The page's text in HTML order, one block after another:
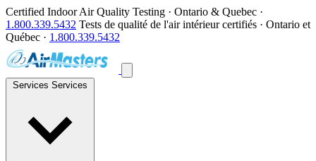
Certified Indoor Air Quality Testing · Ontario & Quebec ·
1.800.339.5432 Tests de qualité de l'air intérieur certifiés · Ontario et
Québec · 1.800.339.5432
Services Services